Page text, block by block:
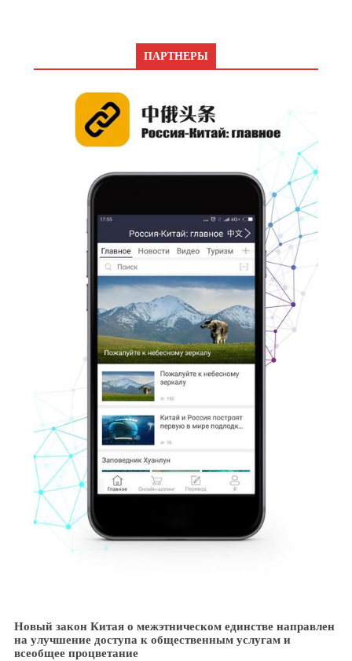
ПАРТНЕРЫ
Новый закон Китая о межэтническом единстве направлен
на улучшение доступа к общественным услугам и
всеобщее процветание